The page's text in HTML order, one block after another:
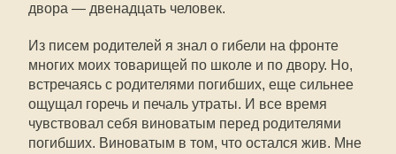
двора — двенадцать человек.
Из писем родителей я знал о гибели на фронте
многих моих товарищей по школе и по двору. Но,
встречаясь с родителями погибших, еще сильнее
ощущал горечь и печаль утраты. И все время
чувствовал себя виноватым перед родителями
погибших. Виноватым в том, что остался жив. Мне